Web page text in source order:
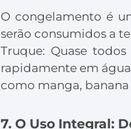
O congelamento é
serão consumidos a
Truque: Quase
rapidamente em
como manga,
7. O Uso Integral: